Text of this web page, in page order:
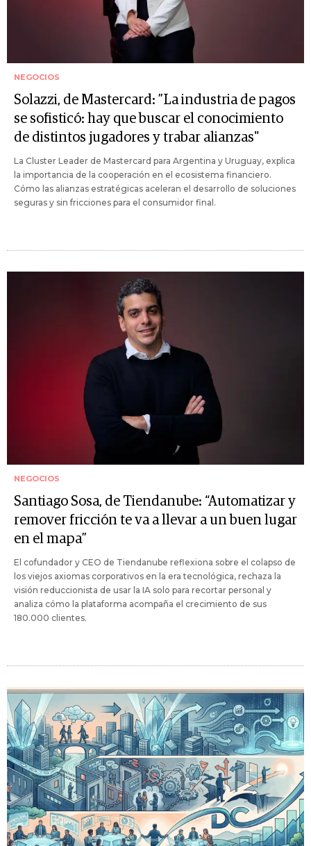
NEGOCIOS
Solazzi, de Mastercard: ”La industria de pagos
se sofisticó: hay que buscar el conocimiento
de distintos jugadores y trabar alianzas"
La Cluster Leader de Mastercard para Argentina y Uruguay, explica
la importancia de la cooperación en el ecosistema financiero.
Cómo las alianzas estratégicas aceleran el desarrollo de soluciones
seguras y sin fricciones para el consumidor final.
NEGOCIOS
Santiago Sosa, de Tiendanube: “Automatizar y
remover fricción te va a llevar a un buen lugar
en el mapa”
El cofundador y CEO de Tiendanube reflexiona sobre el colapso de
los viejos axiomas corporativos en la era tecnológica, rechaza la
visión reduccionista de usar la IA solo para recortar personal y
analiza cómo la plataforma acompaña el crecimiento de sus
180.000 clientes.